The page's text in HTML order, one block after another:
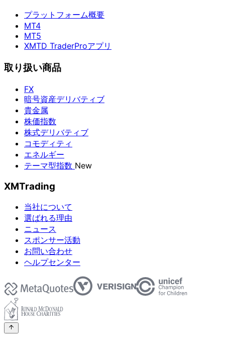
プラットフォーム概要
MT4
MT5
XMTD TraderProアプリ
取り扱い商品
FX
暗号資産デリバティブ
貴金属
株価指数
株式デリバティブ
コモディティ
エネルギー
テーマ型指数 New
XMTrading
当社について
選ばれる理由
ニュース
スポンサー活動
お問い合わせ
ヘルプセンター